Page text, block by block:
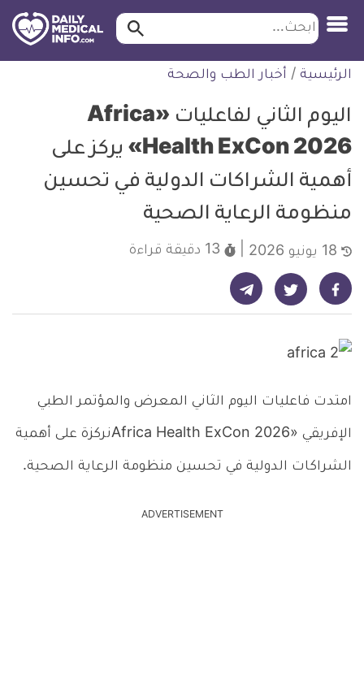
التخطي
للمحتوى
ابحث ابحث…
الرئيسية / أخبار الطب والصحة
اليوم الثاني لفاعليات «Africa
Health ExCon 2026» يركز على
أهمية الشراكات الدولية في تحسين
منظومة الرعاية الصحية
13 دقيقة قراءة
شارك على فيسبوك - ديلي ميديكال انفو شارك على تويتر - ديلي ميديكال انفو شارك على تيليجرام - ديلي ميديكال انفو
امتدت فاعليات اليوم الثاني المعرض والمؤتمر الطبي
الإفريقي «Africa Health ExCon 2026نركزة على أهمية
الشراكات الدولية في تحسين منظومة الرعاية الصحية.
ADVERTISEMENT